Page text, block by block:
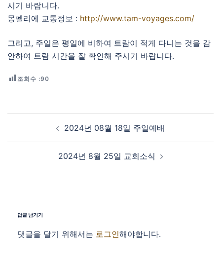
시기 바랍니다.
몽펠리에 교통정보 : http://www.tam-voyages.com/
그리고, 주일은 평일에 비하여 트람이 적게 다니는 것을 감
안하여 트람 시간을 잘 확인해 주시기 바랍니다.
조회수 :90
Post navigation
2024년 08월 18일 주일예배
2024년 8월 25일 교회소식
답글 남기기
댓글을 달기 위해서는 로그인해야합니다.